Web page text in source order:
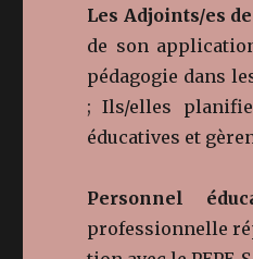
Les Adjoints/es
de son
pédagogie dans
; Ils/elles
éducatives et
Personnel
professionnelle